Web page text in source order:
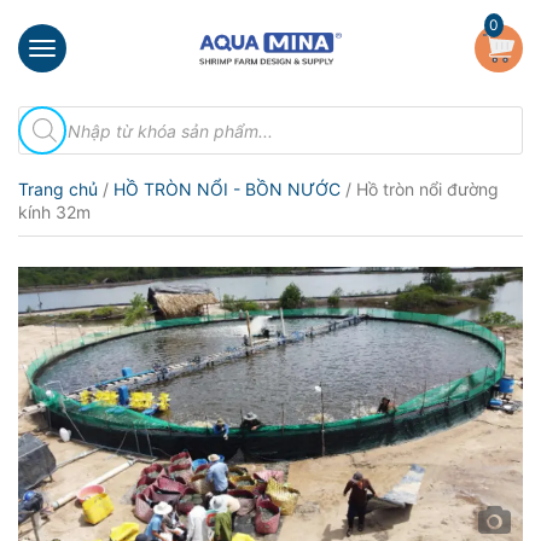
×
chủ
thiệu
Sản
phẩm
Đầu
Phun
Vi
Bọt
Khí
Ventek
Hướng
dẫn
0
Tìm
kiếm
sản
Trang chủ / HỒ TRÒN NỔI - BỒN NƯỚC / Hồ tròn nổi đường
kính 32m